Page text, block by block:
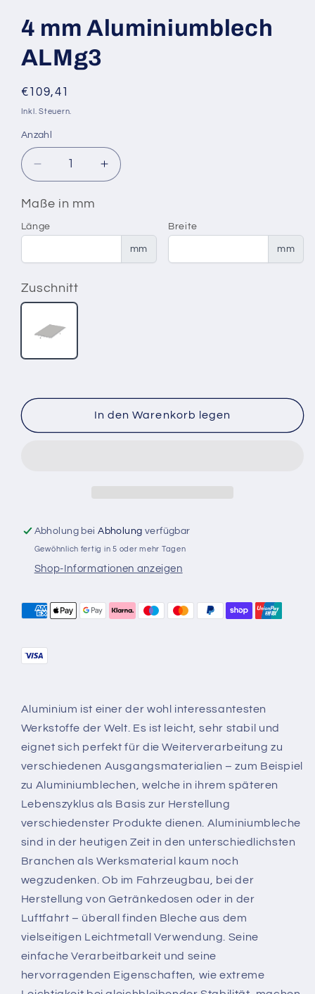
4 mm Aluminiumblech
ALMg3
Normaler
Preis
€109,41
Inkl. Steuern.
Anzahl
Verringere
die
Menge
4
Aluminiumblech
Erhöhe
die
4
Aluminiumblech
Maße in mm
Länge
mm
Breite
mm
Zuschnitt
In den Warenkorb legen
Abholung beiAbholung verfügbar
Gewöhnlich fertig in 5 oder mehr Tagen
Shop-Informationen anzeigen
Aluminium ist einer der wohl interessantesten
Werkstoffe der Welt. Es ist leicht, sehr stabil und
eignet sich perfekt für die Weiterverarbeitung zu
verschiedenen Ausgangsmaterialien – zum Beispiel
zu Aluminiumblechen, welche in ihrem späteren
Lebenszyklus als Basis zur Herstellung
verschiedenster Produkte dienen. Aluminiumbleche
sind in der heutigen Zeit in den unterschiedlichsten
Branchen als Werksmaterial kaum noch
wegzudenken. Ob im Fahrzeugbau, bei der
Herstellung von Getränkedosen oder in der
Luftfahrt – überall finden Bleche aus dem
vielseitigen Leichtmetall Verwendung. Seine
einfache Verarbeitbarkeit und seine
hervorragenden Eigenschaften, wie extreme